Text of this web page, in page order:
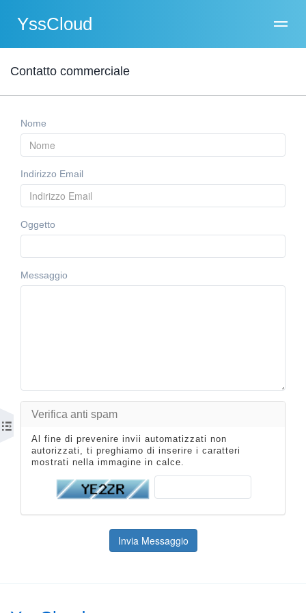
YssCloud
Contatto commerciale
Nome
Indirizzo Email
Oggetto
Messaggio
Verifica anti spam
Al fine di prevenire invii automatizzati non
autorizzati, ti preghiamo di inserire i caratteri
mostrati nella immagine in calce.
Invia Messaggio